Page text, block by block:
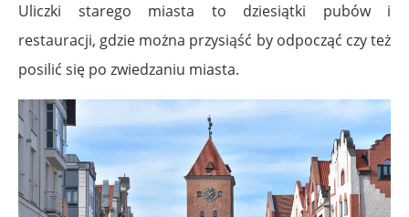
Uliczki starego miasta to dziesiątki pubów i
restauracji, gdzie można przysiąść by odpocząć czy też
posilić się po zwiedzaniu miasta.